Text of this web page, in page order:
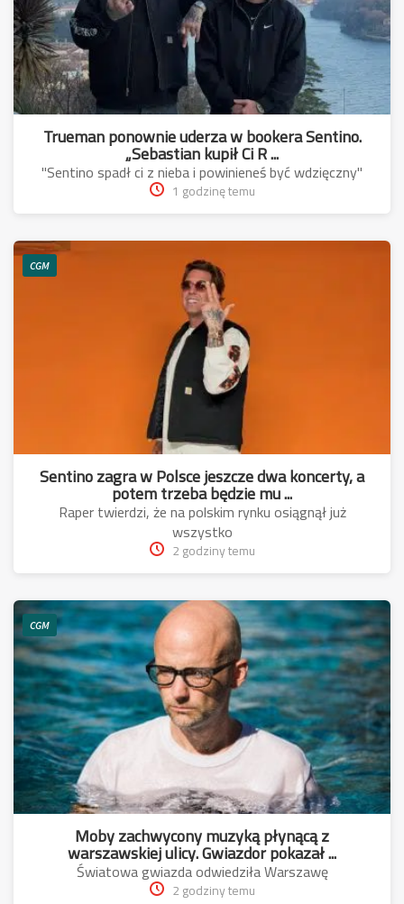
Trueman ponownie uderza w bookera Sentino.
„Sebastian kupił Ci R ...
"Sentino spadł ci z nieba i powinieneś być wdzięczny"
1 godzinę temu
CGM
Sentino zagra w Polsce jeszcze dwa koncerty, a
potem trzeba będzie mu ...
Raper twierdzi, że na polskim rynku osiągnął już
wszystko
2 godziny temu
CGM
Moby zachwycony muzyką płynącą z
warszawskiej ulicy. Gwiazdor pokazał ...
Światowa gwiazda odwiedziła Warszawę
2 godziny temu